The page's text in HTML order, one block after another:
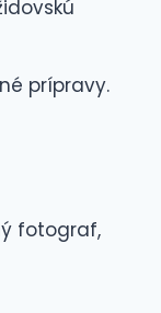
prípravy.
fotograf,